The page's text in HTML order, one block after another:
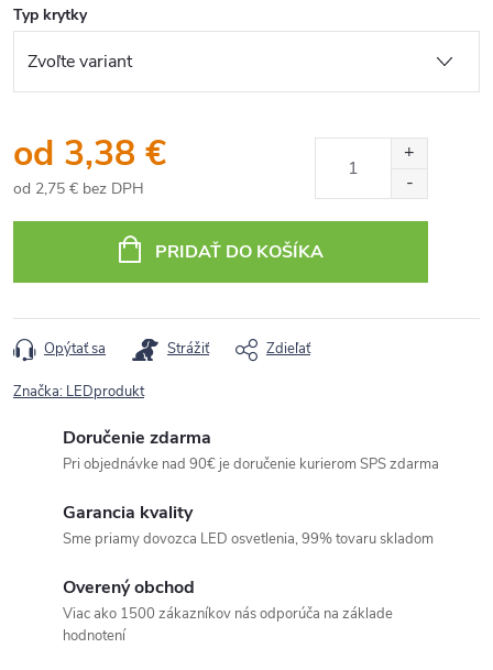
Typ krytky
od 3,38 €
od 2,75 € bez DPH
cena:
PRIDAŤ DO KOŠÍKA
Opýtať sa Strážiť Zdieľať
Značka: LEDprodukt
Doručenie zdarma
Pri objednávke nad 90€ je doručenie kurierom SPS zdarma
Garancia kvality
Sme priamy dovozca LED osvetlenia, 99% tovaru skladom
Overený obchod
Viac ako 1500 zákazníkov nás odporúča na základe
hodnotení